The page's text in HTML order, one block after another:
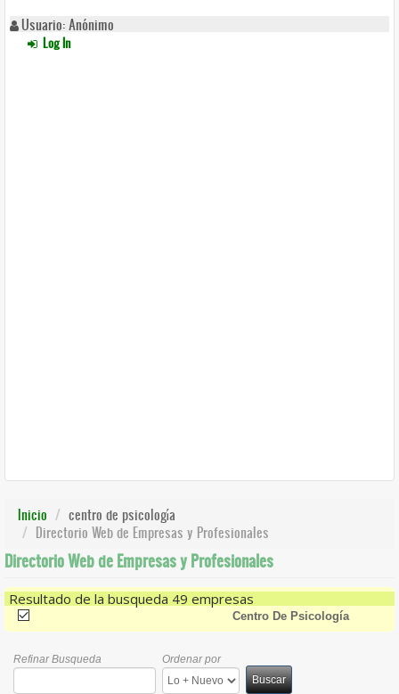
Usuario: Anónimo
Log In
Inicio
centro de psicología
Directorio Web de Empresas y Profesionales
Directorio Web de Empresas y Profesionales
Resultado de la busqueda 49 empresas
(-) Centro De Psicología
Refinar Busqueda
Ordenar por
Buscar